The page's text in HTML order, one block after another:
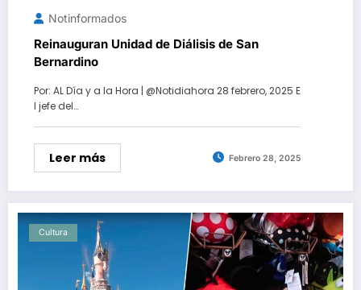
Notinformados
Reinauguran Unidad de Diálisis de San
Bernardino
Por: AL Día y a la Hora | @Notidiahora 28 febrero, 2025 E
l jefe del…
Leer más Febrero 28, 2025
Cultura